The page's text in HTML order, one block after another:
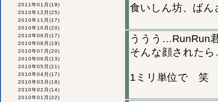
2011年01月 (19)
2010年12月 (25)
2010年11月 (17)
2010年10月 (20)
2010年09月 (17)
2010年08月 (19)
2010年07月 (20)
2010年06月 (13)
2010年05月 (21)
2010年04月 (17)
2010年03月 (18)
2010年02月 (14)
2010年01月 (22)
食いしん坊、ばん
ううう…RunRun
そんな顔された
1ミリ単位で 笑